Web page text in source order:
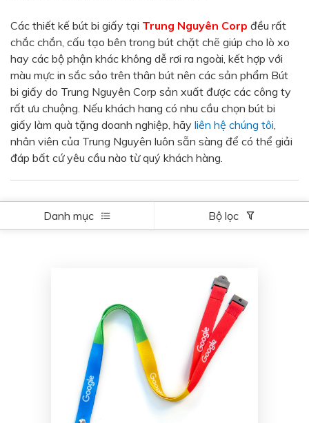
Tím - Bạc
Đỏ - Bạc
Bạc - Xanh dương
Bạc - Xanh lá
Bạc - Cam
Bạc - Đỏ
Đỏ - Bạc
Trong suốt
Đen - Trắng
Bạc - Đen
Nâu
Xanh Cốm
Xanh dương - Đen
Đỏ nâu
Các thiết kế bút bi giấy tại Trung Nguyên Corp đều rất
chắc chắn, cấu tạo bên trong bút chặt chẽ giúp cho lò xo
hay các bộ phận khác không dễ rơi ra ngoài, kết hợp với
màu mực in sắc sảo trên thân bút nên các sản phẩm Bút
bi giấy do Trung Nguyên Corp sản xuất được các công ty
rất ưu chuộng. Nếu khách hang có nhu cầu chọn bút bi
giấy làm quà tặng doanh nghiệp, hãy liên hệ chúng tôi
nhân viên của Trung Nguyên luôn sẵn sàng để có thể giải
đáp bất cứ yêu cầu nào từ quý khách hàng.
Danh mục Bộ lọc